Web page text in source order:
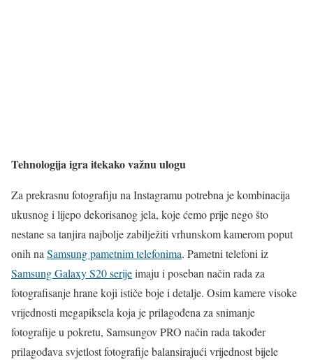
Tehnologija igra itekako važnu ulogu
Za prekrasnu fotografiju na Instagramu potrebna je kombinacija
ukusnog i lijepo dekorisanog jela, koje ćemo prije nego što
nestane sa tanjira najbolje zabilježiti vrhunskom kamerom poput
onih na Samsung pametnim telefonima. Pametni telefoni iz
Samsung Galaxy S20 serijeimaju i poseban način rada za
fotografisanje hrane koji ističe boje i detalje. Osim kamere visoke
vrijednosti megapiksela koja je prilagođena za snimanje
fotografije u pokretu, Samsungov PRO način rada također
prilagođava svjetlost fotografije balansirajući vrijednost bijele